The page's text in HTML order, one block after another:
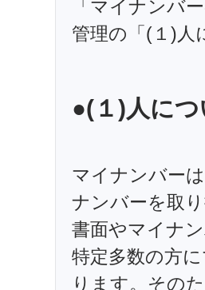
「マイナンバ
管理の「(１)人
●(１)人に
マイナンバー
ナンバーを取
書面やマイナ
特定多数の方
ります。その